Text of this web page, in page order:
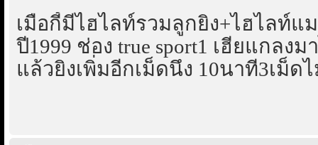
เมื่อกี้มีไฮไลท์รวมลูกยิง+ไฮไลท์
ปี1999 ช่อง true sport1 เฮียแกลง
แล้วยิงเพิ่มอีกเม็ดนึง 10นาที3เม็